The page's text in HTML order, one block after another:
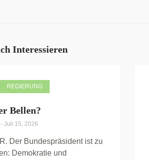
Interessieren
REGIERUNG
Bellen?
- Juli 15, 2026
Der Bundespräsident ist zu
Demokratie und